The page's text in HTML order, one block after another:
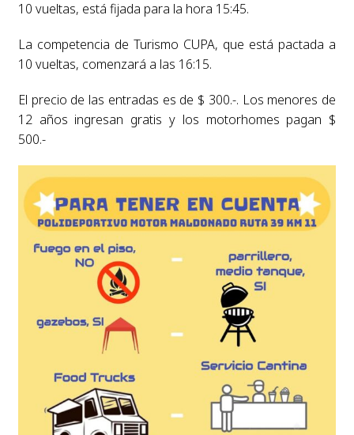
10 vueltas, está fijada para la hora 15:45.
La competencia de Turismo CUPA, que está pactada a
10 vueltas, comenzará a las 16:15.
El precio de las entradas es de $ 300.-. Los menores de
12 años ingresan gratis y los motorhomes pagan $
500.-